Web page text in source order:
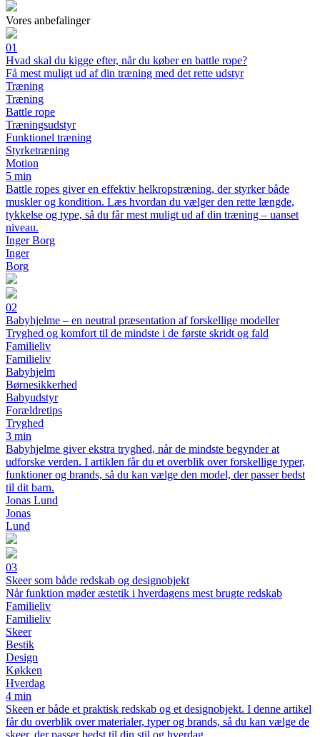
Vores anbefalinger
01
Hvad skal du kigge efter, når du køber en battle rope?
Få mest muligt ud af din træning med det rette udstyr
Træning
Træning
Battle rope
Træningsudstyr
Funktionel træning
Styrketræning
Motion
5 min
Battle ropes giver en effektiv helkropstræning, der styrker både
muskler og kondition. Læs hvordan du vælger den rette længde,
tykkelse og type, så du får mest muligt ud af din træning – uanset
niveau.
Inger Borg
Inger
Borg
02
Babyhjelme – en neutral præsentation af forskellige modeller
Tryghed og komfort til de mindste i de første skridt og fald
Familieliv
Familieliv
Babyhjelm
Børnesikkerhed
Babyudstyr
Forældretips
Tryghed
3 min
Babyhjelme giver ekstra tryghed, når de mindste begynder at
udforske verden. I artiklen får du et overblik over forskellige typer,
funktioner og brands, så du kan vælge den model, der passer bedst
til dit barn.
Jonas Lund
Jonas
Lund
03
Skeer som både redskab og designobjekt
Når funktion møder æstetik i hverdagens mest brugte redskab
Familieliv
Familieliv
Skeer
Bestik
Design
Køkken
Hverdag
4 min
Skeen er både et praktisk redskab og et designobjekt. I denne artikel
får du overblik over materialer, typer og brands, så du kan vælge de
skeer, der passer bedst til din stil og hverdag.